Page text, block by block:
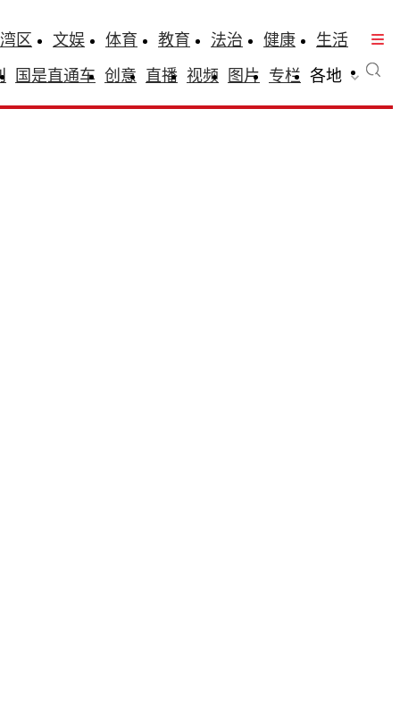
区 文娱 体育 教育 法治 健康
生活
国是直通车 创意 直播 视频 图片 专栏 各地